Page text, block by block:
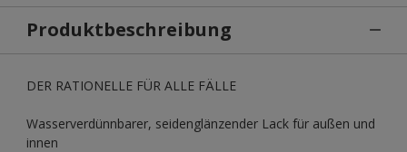
Produktbeschreibung
DER RATIONELLE FÜR ALLE FÄLLE
Wasserverdünnbarer, seidenglänzender Lack für außen und
innen